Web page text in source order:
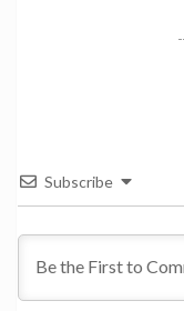
Subscribe